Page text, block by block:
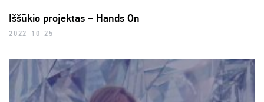
Iššūkio projektas – Hands On
2022-10-25